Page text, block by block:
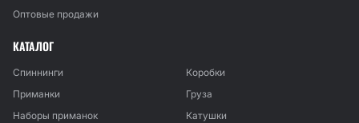
Оптовые продажи
КАТАЛОГ
Спиннинги
Коробки
Приманки
Груза
Наборы приманок
Катушки